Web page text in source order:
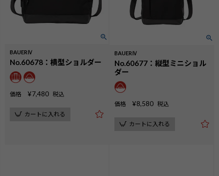
BAUERⅣ
No.60678：横型ショルダー
価格 ¥7,480 税込
カートに入れる
BAUERⅣ
No.60677：縦型ミニショル
ダー
価格 ¥8,580 税込
カートに入れる